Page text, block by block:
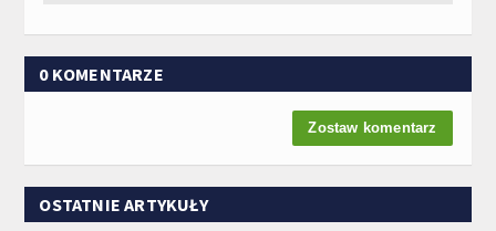
0 KOMENTARZE
Zostaw komentarz
OSTATNIE ARTYKUŁY